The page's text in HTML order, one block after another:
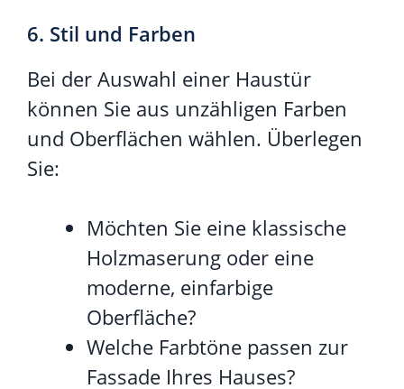
6. Stil und Farben
Bei der Auswahl einer Haustür
können Sie aus unzähligen Farben
und Oberflächen wählen. Überlegen
Sie:
Möchten Sie eine klassische
Holzmaserung oder eine
moderne, einfarbige
Oberfläche?
Welche Farbtöne passen zur
Fassade Ihres Hauses?